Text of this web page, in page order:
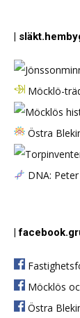
|
Möcklö-
Östra
DNA:
|
Möcklös
Östra